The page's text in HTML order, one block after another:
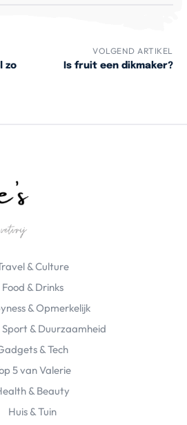
zo
VOLGEND ARTIKEL
Is fruit een dikmaker?
& Culture
Food & Drinks
& Opmerkelijk
& Duurzaamheid
& Tech
5 van Valerie
& Beauty
Huis & Tuin